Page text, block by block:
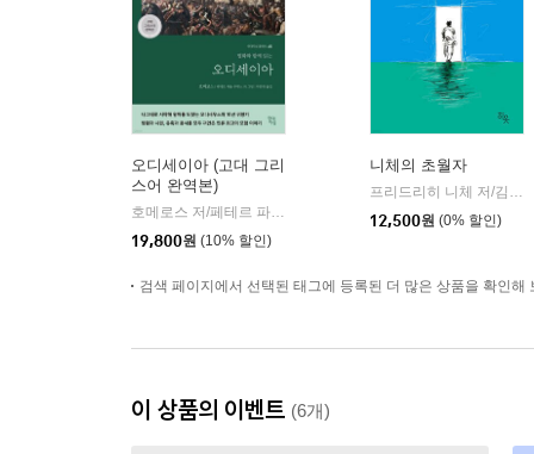
오디세이아 (고대 그리
스어 완역본)
| 현대지성
19,800원 (10% 할인)
니체의 초월자
12,500원 (0% 할인)
검색 페이지에서 선택된 태그에 등록된 더 많은 상품을 확인해
이 상품의 이벤트 (6개)